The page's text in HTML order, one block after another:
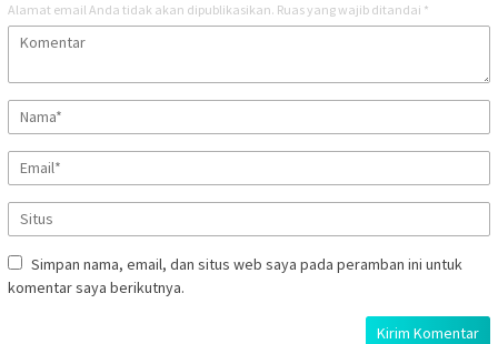
Alamat email Anda tidak akan dipublikasikan. Ruas yang wajib ditandai *
Simpan nama, email, dan situs web saya pada peramban ini untuk
komentar saya berikutnya.